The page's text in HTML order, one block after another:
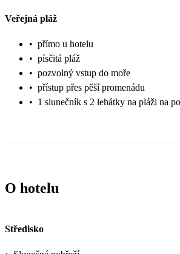
Veřejná pláž
• přímo u hotelu
• písčitá pláž
• pozvolný vstup do moře
• přístup přes pěší promenádu
• 1 slunečník s 2 lehátky na pláži na
O hotelu
Středisko